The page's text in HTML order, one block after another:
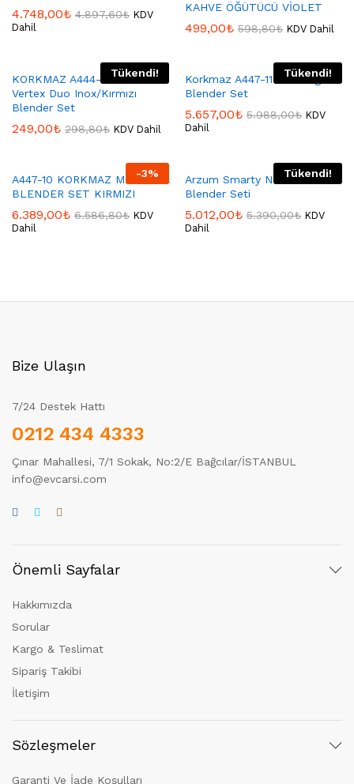
4.748,00₺ 4.897,60₺ KDV
Dahil
KAHVE ÖĞÜTÜCÜ VİOLET
499,00₺ 598,80₺ KDV Dahil
Tükendi!
KORKMAZ A444-04 Korkmaz
Vertex Duo Inox/Kırmızı
Blender Set
249,00₺ 298,80₺ KDV Dahil
Tükendi!
Korkmaz A447-11 Mia Mega
Blender Set
5.657,00₺ 5.988,00₺ KDV
Dahil
-3%
A447-10 KORKMAZ MİA MEGA
BLENDER SET KIRMIZI
6.389,00₺ 6.586,80₺ KDV
Dahil
Tükendi!
Arzum Smarty Neo El
Blender Seti
5.012,00₺ 5.390,00₺ KDV
Dahil
Bize Ulaşın
7/24 Destek Hattı
0212 434 4333
Çınar Mahallesi, 7/1 Sokak, No:2/E Bağcılar/İSTANBUL
info@evcarsi.com
Önemli Sayfalar
Hakkımızda
Sorular
Kargo & Teslimat
Sipariş Takibi
İletişim
Sözleşmeler
Garanti Ve İade Koşulları